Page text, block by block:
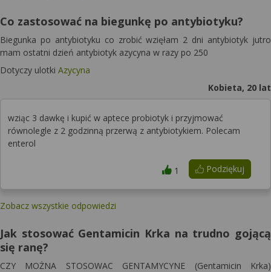
Co zastosować na biegunkę po antybiotyku?
Biegunka po antybiotyku co zrobić wzięłam 2 dni antybiotyk jutro
mam ostatni dzień antybiotyk azycyna w razy po 250
Dotyczy ulotki Azycyna
Kobieta, 20 lat
wziąc 3 dawkę i kupić w aptece probiotyk i przyjmować
równolegle z 2 godzinną przerwą z antybiotykiem. Polecam
enterol
Podziękuj
1
Zobacz wszystkie odpowiedzi
Jak stosować Gentamicin Krka na trudno gojącą
się ranę?
CZY MOŻNA STOSOWAC GENTAMYCYNE (Gentamicin Krka)